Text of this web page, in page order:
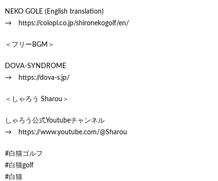
NEKO GOLE (English translation)
→ https://colopl.co.jp/shironekogolf/en/
＜フリーBGM＞
DOVA-SYNDROME
→ https://dova-s.jp/
＜しゃろう Sharou＞
しゃろう公式Youtubeチャンネル
→ https://www.youtube.com/@Sharou
#白猫ゴルフ
#白猫golf
#白猫